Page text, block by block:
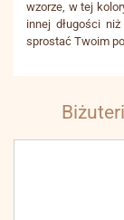
wzorze, w tej
innej długości
sprostać Twoim